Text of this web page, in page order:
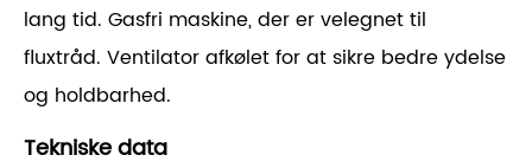
lang tid. Gasfri maskine, der er velegnet til
fluxtråd. Ventilator afkølet for at sikre bedre ydelse
og holdbarhed.
Tekniske data